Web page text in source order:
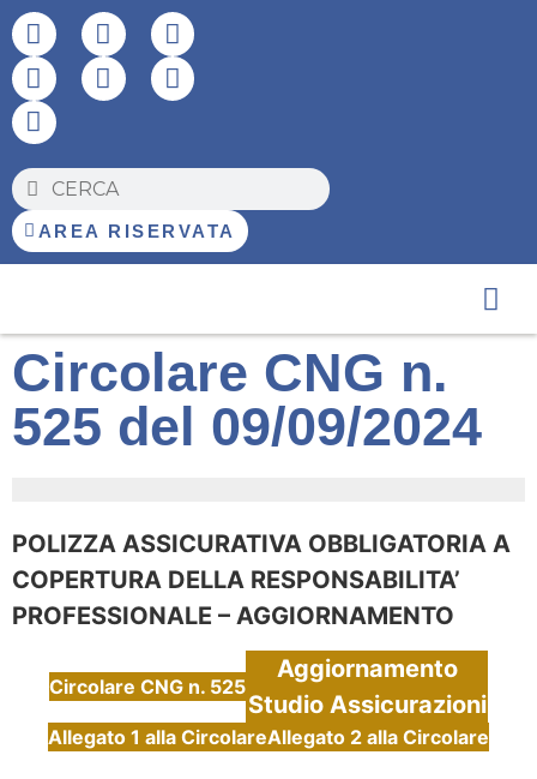
AREA RISERVATA
Circolare CNG n.
525 del 09/09/2024
POLIZZA ASSICURATIVA OBBLIGATORIA A
COPERTURA DELLA RESPONSABILITA’
PROFESSIONALE – AGGIORNAMENTO
Circolare CNG n. 525
Aggiornamento
Studio Assicurazioni
Allegato 1 alla CircolareAllegato 2 alla Circolare